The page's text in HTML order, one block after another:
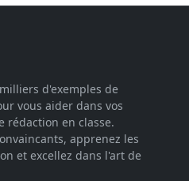
d'exemples de
vous aider dans vos
rédaction en classe.
apprenez les
et excellez dans l'art de